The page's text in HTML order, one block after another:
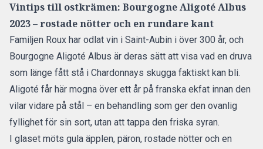
Vintips till ostkrämen: Bourgogne Aligoté Albus
2023 – rostade nötter och en rundare kant
Familjen Roux har odlat vin i Saint-Aubin i över 300 år, och
Bourgogne Aligoté Albus är deras sätt att visa vad en druva
som länge fått stå i Chardonnays skugga faktiskt kan bli.
Aligoté får här mogna över ett år på franska ekfat innan den
vilar vidare på stål – en behandling som ger den ovanlig
fyllighet för sin sort, utan att tappa den friska syran.
I glaset möts gula äpplen, päron, rostade nötter och en